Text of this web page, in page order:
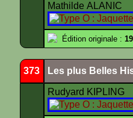
Mathilde ALANIC
Édition originale :
373 Les plus Belles
Rudyard KIPLING